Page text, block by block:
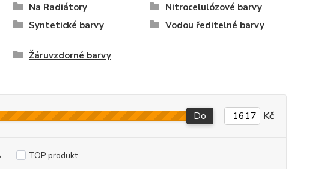
Na Radiátory
Nitrocelulózové barvy
Syntetické barvy Vodou ředitelné barvy
Žáruvzdorné barvy
Do Kč
TOP produkt